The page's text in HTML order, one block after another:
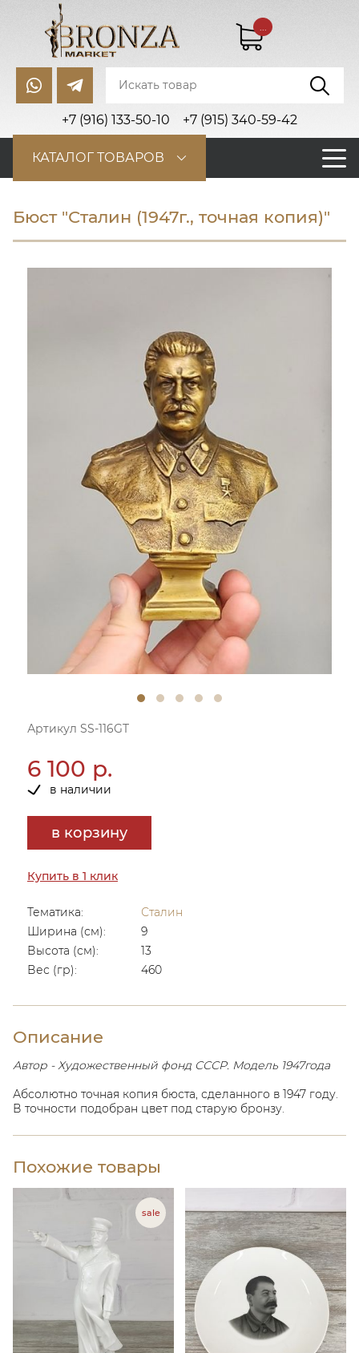
+7 (916) 133-50-10 +7 (915) 340-59-42
...
КАТАЛОГ ТОВАРОВ
Бюст "Сталин (1947г., точная копия)"
Артикул SS-116GT
6 100 р.
в наличии
в корзину
Купить в 1 клик
Тематика:
Сталин
Ширина (см):
9
Высота (см):
13
Вес (гр):
460
Описание
Автор - Художественный фонд СССР. Модель 1947года
Абсолютно точная копия бюста, сделанного в 1947 году.
В точности подобран цвет под старую бронзу.
Похожие товары